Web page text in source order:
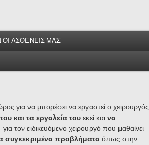
ΟΙ ΑΣΘΕΝΕΙΣ ΜΑΣ
για να μπορέσει να εργαστεί ο χειρουργός,
και τα εργαλεία τουεκεί και να
για τον ειδικευόμενο χειρουργό που μαθαίνει
συγκεκριμένα προβλήματαόπως στην